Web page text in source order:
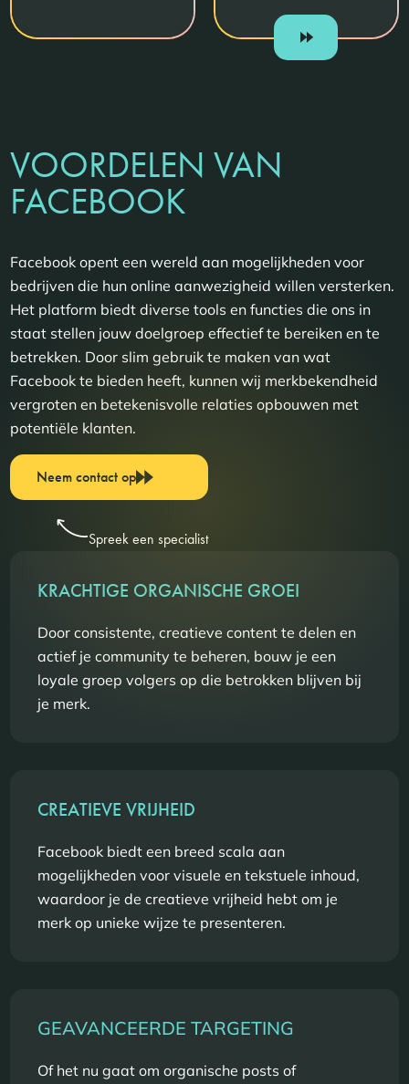
VOORDELEN VAN
FACEBOOK
Facebook opent een wereld aan mogelijkheden voor
bedrijven die hun online aanwezigheid willen versterken.
Het platform biedt diverse tools en functies die ons in
staat stellen jouw doelgroep effectief te bereiken en te
betrekken. Door slim gebruik te maken van wat
Facebook te bieden heeft, kunnen wij merkbekendheid
vergroten en betekenisvolle relaties opbouwen met
potentiële klanten.
Neem contact op
Spreek een specialist
KRACHTIGE ORGANISCHE GROEI
Door consistente, creatieve content te delen en
actief je community te beheren, bouw je een
loyale groep volgers op die betrokken blijven bij
je merk.
CREATIEVE VRIJHEID
Facebook biedt een breed scala aan
mogelijkheden voor visuele en tekstuele inhoud,
waardoor je de creatieve vrijheid hebt om je
merk op unieke wijze te presenteren.
GEAVANCEERDE TARGETING
Of het nu gaat om organische posts of